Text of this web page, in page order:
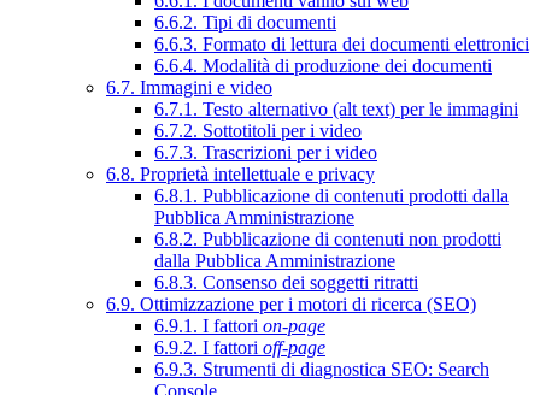
6.6.2. Tipi di documenti
6.6.3. Formato di lettura dei documenti elettronici
6.6.4. Modalità di produzione dei documenti
6.7. Immagini e video
6.7.1. Testo alternativo (alt text) per le immagini
6.7.2. Sottotitoli per i video
6.7.3. Trascrizioni per i video
6.8. Proprietà intellettuale e privacy
6.8.1. Pubblicazione di contenuti prodotti dalla
Pubblica Amministrazione
6.8.2. Pubblicazione di contenuti non prodotti
dalla Pubblica Amministrazione
6.8.3. Consenso dei soggetti ritratti
6.9. Ottimizzazione per i motori di ricerca (SEO)
6.9.1. I fattori on-page
6.9.2. I fattori off-page
6.9.3. Strumenti di diagnostica SEO: Search
Console